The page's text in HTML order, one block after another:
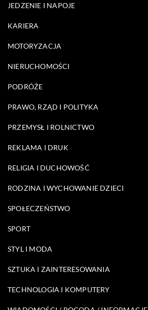
JEDZENIE I NAPOJE
KARIERA
MOTORYZACJA
NIERUCHOMOŚCI
PODRÓŻE
PRAWO, RZĄD I POLITYKA
PRZEMYSŁ I ROLNICTWO
REKLAMA I DRUK
RELIGIA I DUCHOWOŚĆ
RODZINA I WYCHOWANIE DZIECI
SPOŁECZEŃSTWO
SPORT
STYL I MODA
SZTUKA I ZAINTERESOWANIA
TECHNOLOGIA I KOMPUTERY